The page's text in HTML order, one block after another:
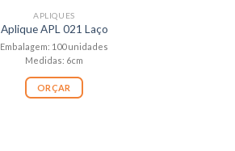
APLIQUES
Aplique APL 021 Laço
Embalagem: 100 unidades
Medidas: 6cm
ORÇAR